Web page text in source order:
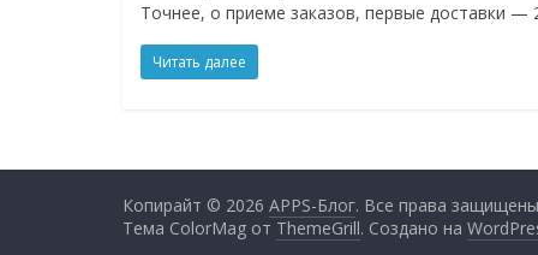
Точнее, о приеме заказов, первые доставки —
Читать далее
Копирайт © 2026 APPS-Блог. Все права
Тема ColorMag от ThemeGrill. Создано на